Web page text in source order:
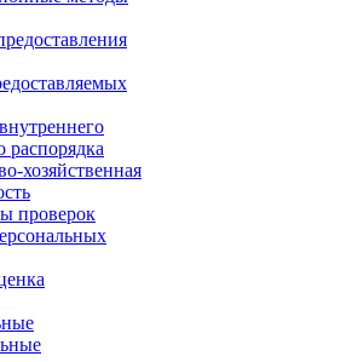
распорядка
хозяйственная
проверок